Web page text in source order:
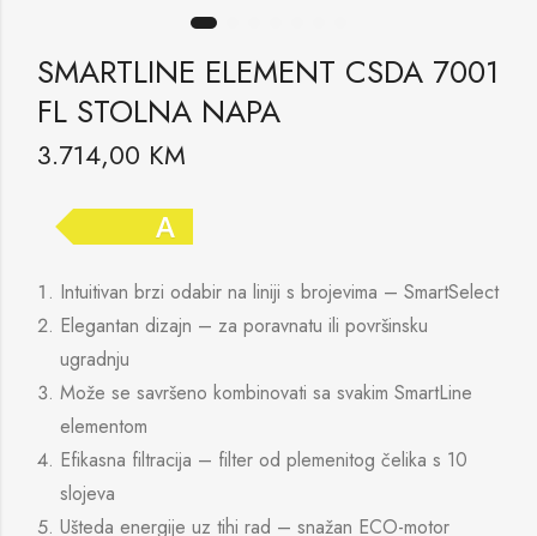
SMARTLINE ELEMENT CSDA 7001
FL STOLNA NAPA
3.714,00 KM
A
Intuitivan brzi odabir na liniji s brojevima – SmartSelect
Elegantan dizajn – za poravnatu ili površinsku
ugradnju
Može se savršeno kombinovati sa svakim SmartLine
elementom
Efikasna filtracija – filter od plemenitog čelika s 10
slojeva
Ušteda energije uz tihi rad – snažan ECO-motor